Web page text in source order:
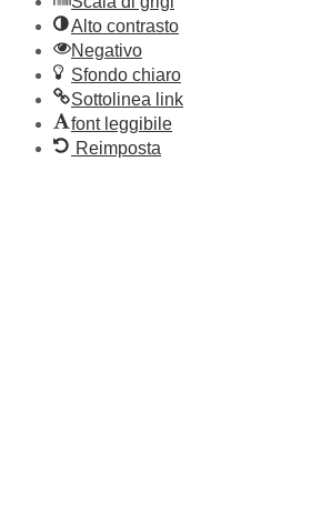
Alto contrasto
Negativo
Sfondo chiaro
Sottolinea link
font leggibile
Reimposta